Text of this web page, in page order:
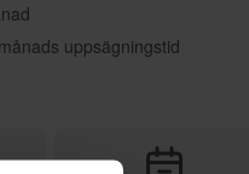
uppsägningstid